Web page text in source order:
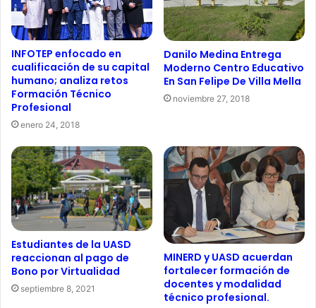
INFOTEP enfocado en
cualificación de su capital
humano; analiza retos
Formación Técnico
Profesional
enero 24, 2018
Danilo Medina Entrega
Moderno Centro Educativo
En San Felipe De Villa Mella
noviembre 27, 2018
Estudiantes de la UASD
reaccionan al pago de
Bono por Virtualidad
septiembre 8, 2021
MINERD y UASD acuerdan
fortalecer formación de
docentes y modalidad
técnico profesional.